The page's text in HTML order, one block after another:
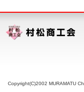
Copyright(C)2002 MURAMATU